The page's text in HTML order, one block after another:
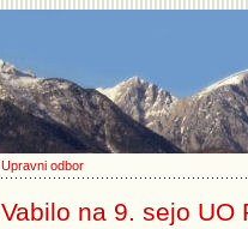
Upravni odbor
Vabilo na 9. sejo UO